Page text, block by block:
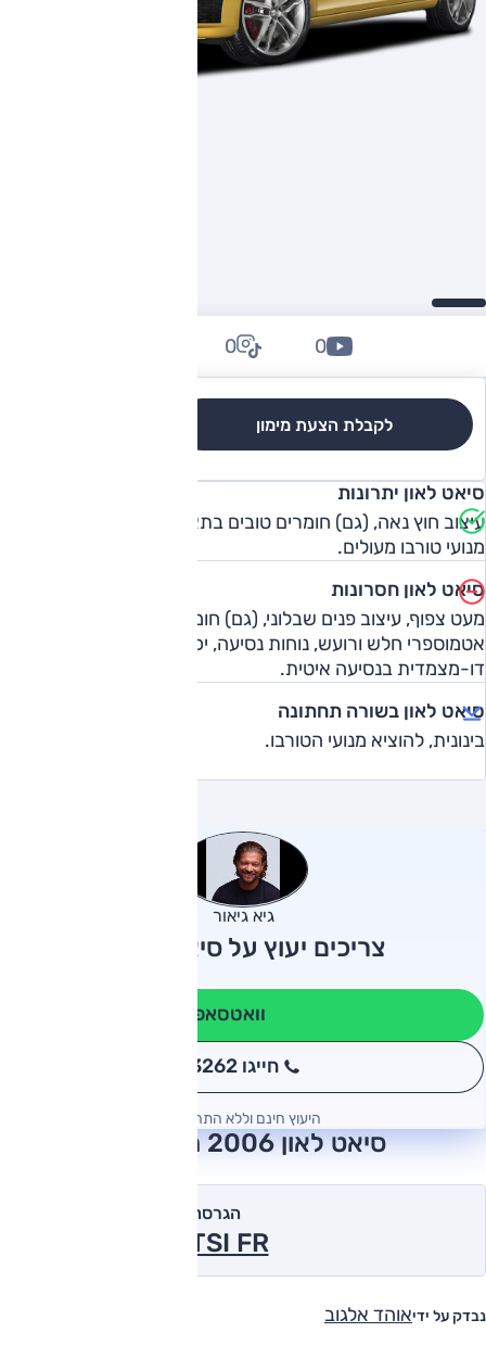
לקבלת הצעת מימון
0
0
סיאט לאון יתרונות
עיצוב חוץ נאה, (גם) חומרים טובים בתא הנוסעים, אבזור מכובד,
מנועי טורבו מעולים.
סיאט לאון חסרונות
מעט צפוף, עיצוב פנים שבלוני, (גם) חומרים בינוניים בפנים, מנוע
אטמוספרי חלש ורועש, נוחות נסיעה, יכולת דינמית בינונית, תיבה
דו-מצמדית בנסיעה איטית.
סיאט לאון בשורה תחתונה
בינונית, להוציא מנועי הטורבו.
גיא גיאור
צריכים יעוץ על סיאט לאון?
וואטסאפ
חייגו 3262
היעוץ חינם וללא התחייבות
סיאט לאון 2006 חוות דעת
נבדק על ידיאוהד אלגוב
הגרסה המומלצת של אוטו
2.0TSI FR ידני 2006